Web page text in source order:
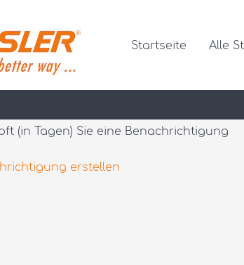
Startseite Alle
suchen
anzeigen
(in Tagen) Sie eine Benachrichtigung
erstellen